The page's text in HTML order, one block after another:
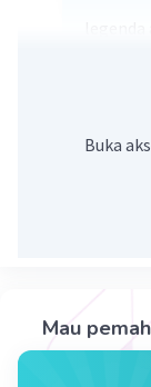
Beri
Buka
Mau